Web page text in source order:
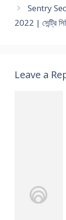
Sentry
2022 | সেন্ট্রি
Leave a